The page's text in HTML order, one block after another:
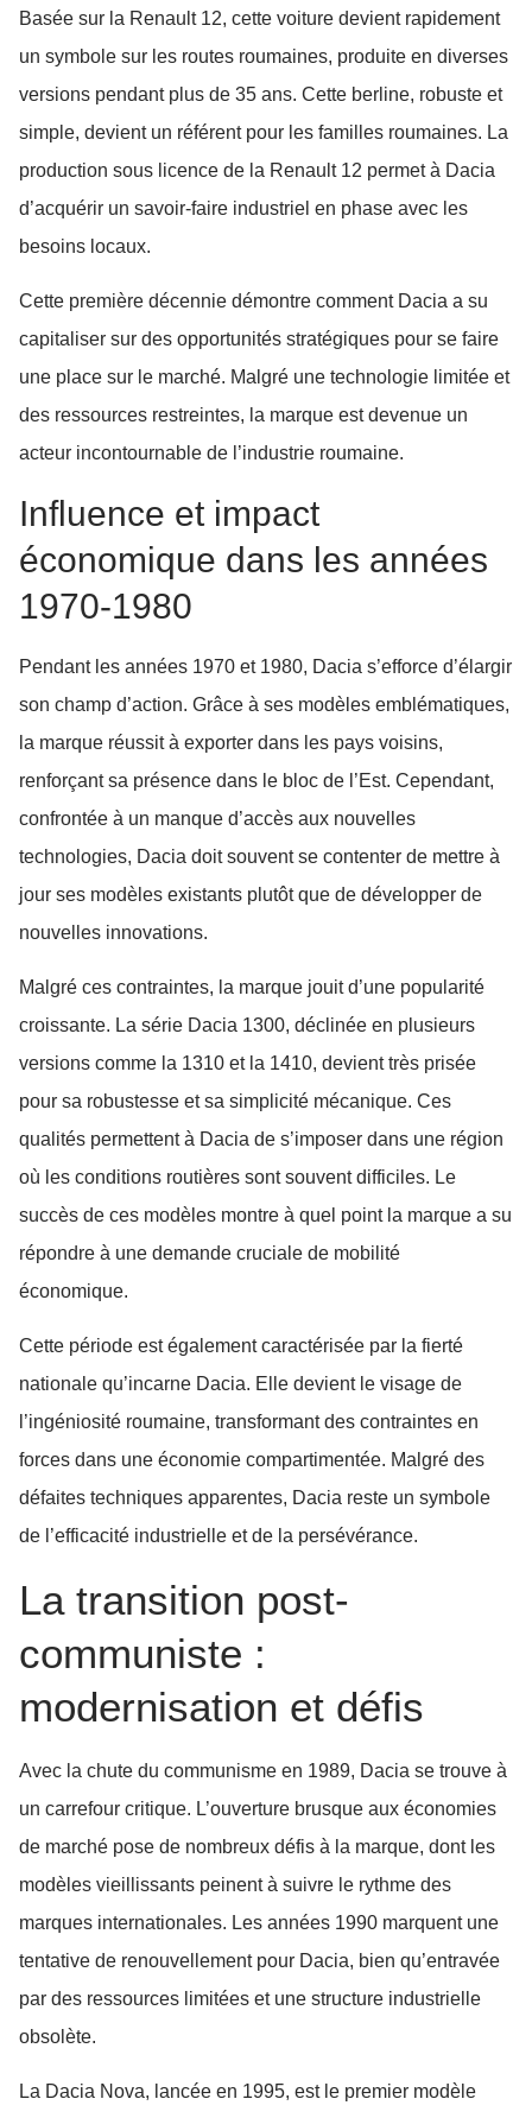
Basée sur la Renault 12, cette voiture devient rapidement
un symbole sur les routes roumaines, produite en diverses
versions pendant plus de 35 ans. Cette berline, robuste et
simple, devient un référent pour les familles roumaines. La
production sous licence de la Renault 12 permet à Dacia
d’acquérir un savoir-faire industriel en phase avec les
besoins locaux.
Cette première décennie démontre comment Dacia a su
capitaliser sur des opportunités stratégiques pour se faire
une place sur le marché. Malgré une technologie limitée et
des ressources restreintes, la marque est devenue un
acteur incontournable de l’industrie roumaine.
Influence et impact
économique dans les années
1970-1980
Pendant les années 1970 et 1980, Dacia s’efforce d’élargir
son champ d’action. Grâce à ses modèles emblématiques,
la marque réussit à exporter dans les pays voisins,
renforçant sa présence dans le bloc de l’Est. Cependant,
confrontée à un manque d’accès aux nouvelles
technologies, Dacia doit souvent se contenter de mettre à
jour ses modèles existants plutôt que de développer de
nouvelles innovations.
Malgré ces contraintes, la marque jouit d’une popularité
croissante. La série Dacia 1300, déclinée en plusieurs
versions comme la 1310 et la 1410, devient très prisée
pour sa robustesse et sa simplicité mécanique. Ces
qualités permettent à Dacia de s’imposer dans une région
où les conditions routières sont souvent difficiles. Le
succès de ces modèles montre à quel point la marque a su
répondre à une demande cruciale de mobilité
économique.
Cette période est également caractérisée par la fierté
nationale qu’incarne Dacia. Elle devient le visage de
l’ingéniosité roumaine, transformant des contraintes en
forces dans une économie compartimentée. Malgré des
défaites techniques apparentes, Dacia reste un symbole
de l’efficacité industrielle et de la persévérance.
La transition post-
communiste :
modernisation et défis
Avec la chute du communisme en 1989, Dacia se trouve à
un carrefour critique. L’ouverture brusque aux économies
de marché pose de nombreux défis à la marque, dont les
modèles vieillissants peinent à suivre le rythme des
marques internationales. Les années 1990 marquent une
tentative de renouvellement pour Dacia, bien qu’entravée
par des ressources limitées et une structure industrielle
obsolète.
La Dacia Nova, lancée en 1995, est le premier modèle